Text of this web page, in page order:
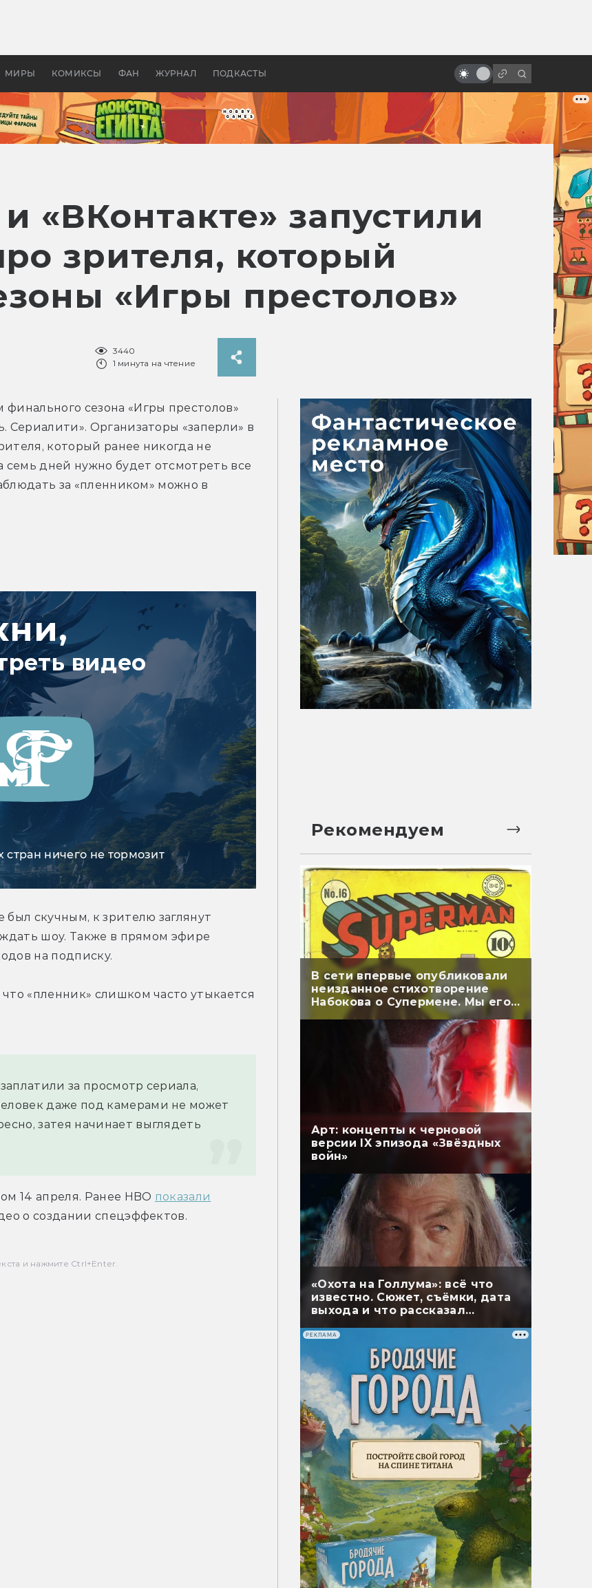
МИРЫ КОМИКСЫ ФАН ЖУРНАЛ ПОДКАСТЫ
колец»
Древней Грецией
вошло в «Поиски утраченного
«ВКонтакте» запустили
зрителя, который
«Игры престолов»
3440
1 минута на чтение
сезона «Игры престолов»
Организаторы «заперли» в
который ранее никогда не
семь дней нужно будет отсмотреть все
за «пленником» можно в
видео
стран ничего не тормозит
скучным, к зрителю заглянут
шоу. Также в прямом эфире
на подписку.
«пленник» слишком часто утыкается
за просмотр сериала,
даже под камерами не может
затея начинает выглядеть
14 апреля. Ранее HBO показали
о создании спецэффектов.
и нажмите Ctrl+Enter.
Рекомендуем
В сети впервые опубликовали
неизданное стихотворение
Набокова о Супермене. Мы его
перевели
Арт: концепты к черновой
версии IX эпизода «Звёздных
войн»
«Охота на Голлума»: всё что
известно. Сюжет, съёмки, дата
выхода и что рассказал
РЕКЛАМА